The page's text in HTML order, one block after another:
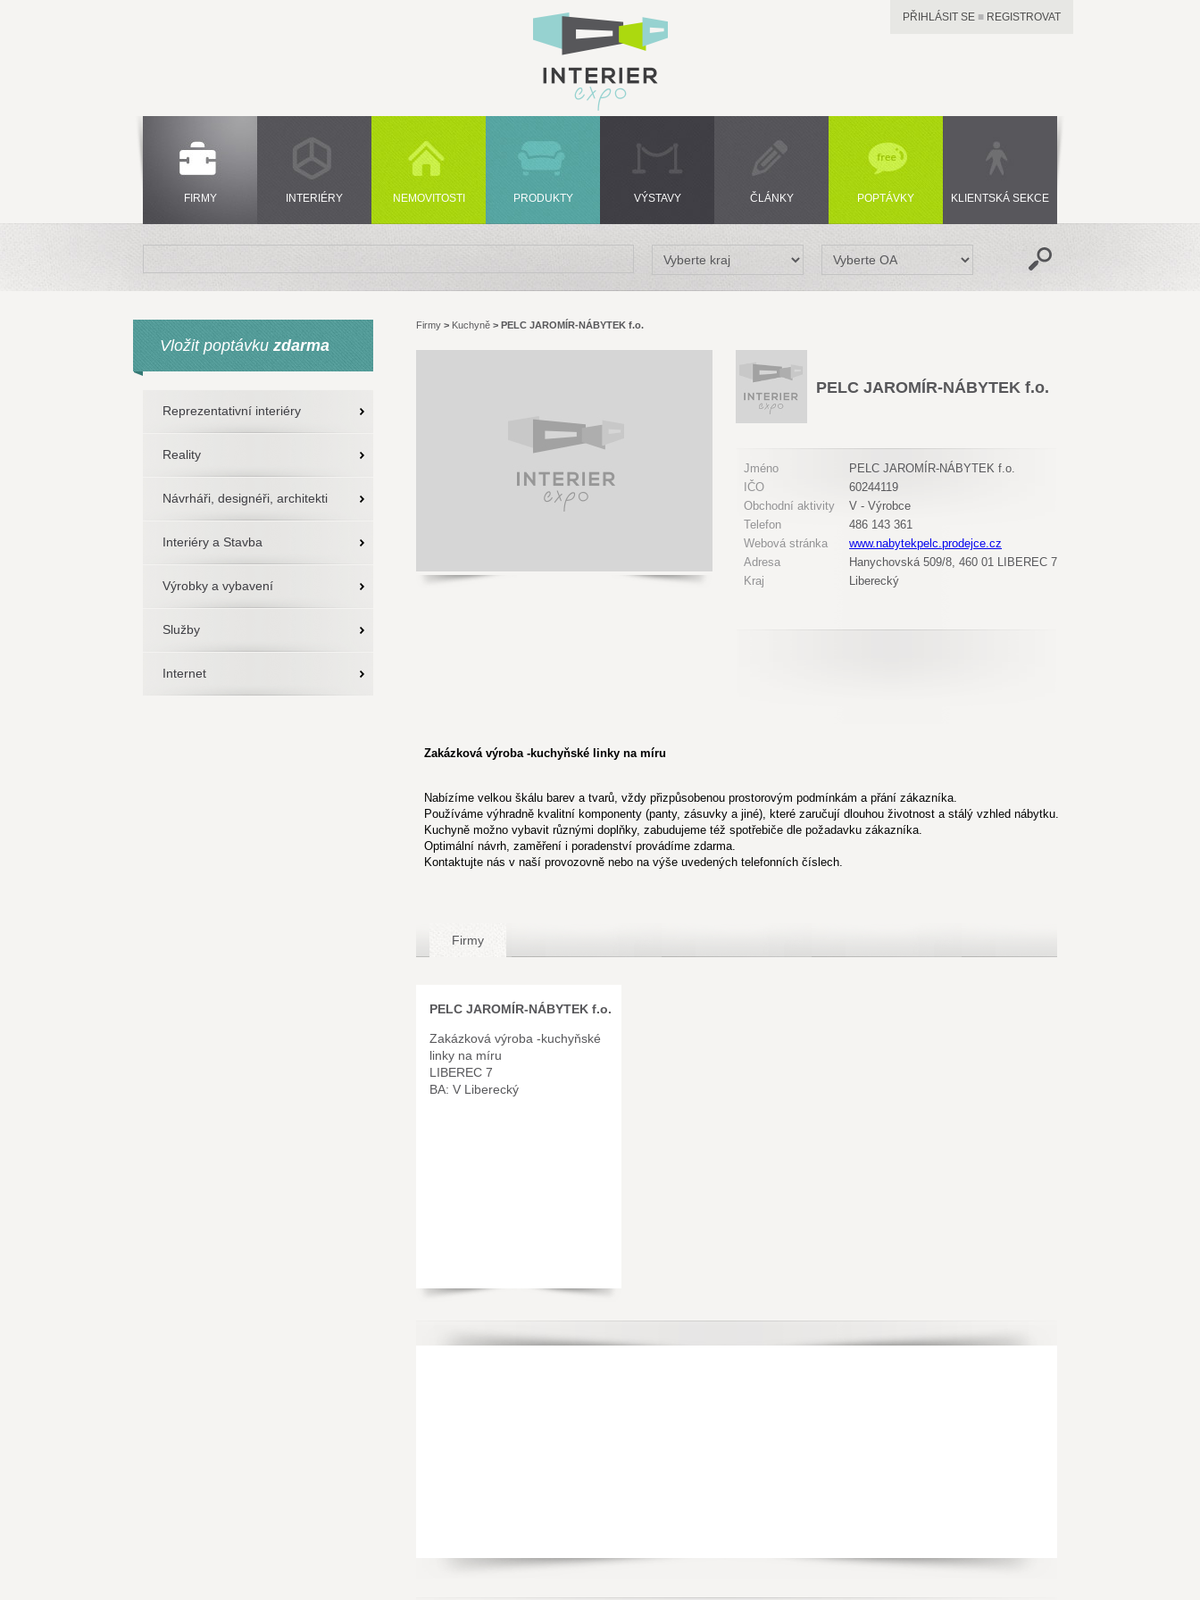
PŘIHLÁSIT SE ■ REGISTROVAT
FIRMY INTERIÉRY NEMOVITOSTI PRODUKTY VÝSTAVY ČLÁNKY POPTÁVKY KLIENTSKÁ SEKCE
Vložit poptávku zdarma
Reprezentativní interiéry
Reality
Návrháři, designéři, architekti
Interiéry a Stavba
Výrobky a vybavení
Služby
Internet
Firmy > Kuchyně > PELC JAROMÍR-NÁBYTEK f.o.
PELC JAROMÍR-NÁBYTEK f.o.
Jméno
PELC JAROMÍR-NÁBYTEK f.o.
IČO
60244119
Obchodní aktivity
V - Výrobce
Telefon
486 143 361
Webová stránka
www.nabytekpelc.prodejce.cz
Adresa
Hanychovská 509/8, 460 01 LIBEREC 7
Kraj
Liberecký
Zakázková výroba -kuchyňské linky na míru
Nabízíme velkou škálu barev a tvarů, vždy přizpůsobenou prostorovým podmínkám a přání zákazníka.
Používáme výhradně kvalitní komponenty (panty, zásuvky a jiné), které zaručují dlouhou životnost a stálý vzhled nábytku.
Kuchyně možno vybavit různými doplňky, zabudujeme též spotřebiče dle požadavku zákazníka.
Optimální návrh, zaměření i poradenství provádíme zdarma.
Kontaktujte nás v naší provozovně nebo na výše uvedených telefonních číslech.
Firmy
PELC JAROMÍR-NÁBYTEK f.o.
Zakázková výroba -kuchyňské
linky na míru
LIBEREC 7
BA: V Liberecký